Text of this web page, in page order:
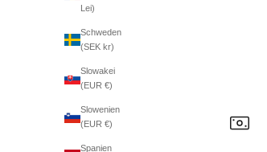
Lei)
Schweden
(SEK kr)
Slowakei
(EUR €)
Slowenien
(EUR €)
Spanien